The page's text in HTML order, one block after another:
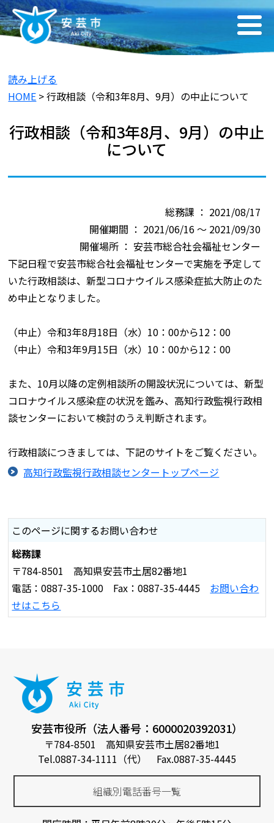
読み上げる
HOME > 行政相談（令和3年8月、9月）の中止について
行政相談（令和3年8月、9月）の中止
について
総務課 ： 2021/08/17
開催期間 ： 2021/06/16 ～ 2021/09/30
開催場所 ： 安芸市総合社会福祉センター
下記日程で安芸市総合社会福祉センターで実施を予定して
いた行政相談は、新型コロナウイルス感染症拡大防止のた
め中止となりました。
（中止）令和3年8月18日（水）10：00から12：00
（中止）令和3年9月15日（水）10：00から12：00
また、10月以降の定例相談所の開設状況については、新型
コロナウイルス感染症の状況を鑑み、高知行政監視行政相
談センターにおいて検討のうえ判断されます。
行政相談につきましては、下記のサイトをご覧ください。
高知行政監視行政相談センタートップページ
このページに関するお問い合わせ
総務課
〒784-8501 高知県安芸市土居82番地1
電話：0887-35-1000 Fax：0887-35-4445 お問い合わ
せはこちら
安芸市役所（法人番号：6000020392031）
〒784-8501 高知県安芸市土居82番地1
Tel.0887-34-1111（代） Fax.0887-35-4445
組織別電話番号一覧